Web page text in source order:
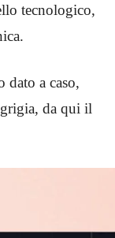
tecnologico,
a caso,
da qui il